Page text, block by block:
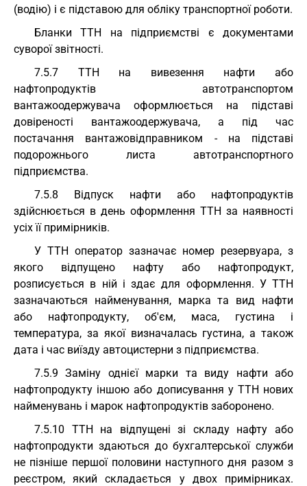
(водію) і є підставою для обліку транспортної роботи.
Бланки ТТН на підприємстві є документами
суворої звітності.
7.5.7 ТТН на вивезення нафти або
нафтопродуктів автотранспортом
вантажоодержувача оформлюється на підставі
довіреності вантажоодержувача, а під час
постачання вантажовідправником - на підставі
подорожнього листа автотранспортного
підприємства.
7.5.8 Відпуск нафти або нафтопродуктів
здійснюється в день оформлення ТТН за наявності
усіх її примірників.
У ТТН оператор зазначає номер резервуара, з
якого відпущено нафту або нафтопродукт,
розписується в ній і здає для оформлення. У ТТН
зазначаються найменування, марка та вид нафти
або нафтопродукту, об'єм, маса, густина і
температура, за якої визначалась густина, а також
дата і час виїзду автоцистерни з підприємства.
7.5.9 Заміну однієї марки та виду нафти або
нафтопродукту іншою або дописування у ТТН нових
найменувань і марок нафтопродуктів заборонено.
7.5.10 ТТН на відпущені зі складу нафту або
нафтопродукти здаються до бухгалтерської служби
не пізніше першої половини наступного дня разом з
реєстром, який складається у двох примірниках.